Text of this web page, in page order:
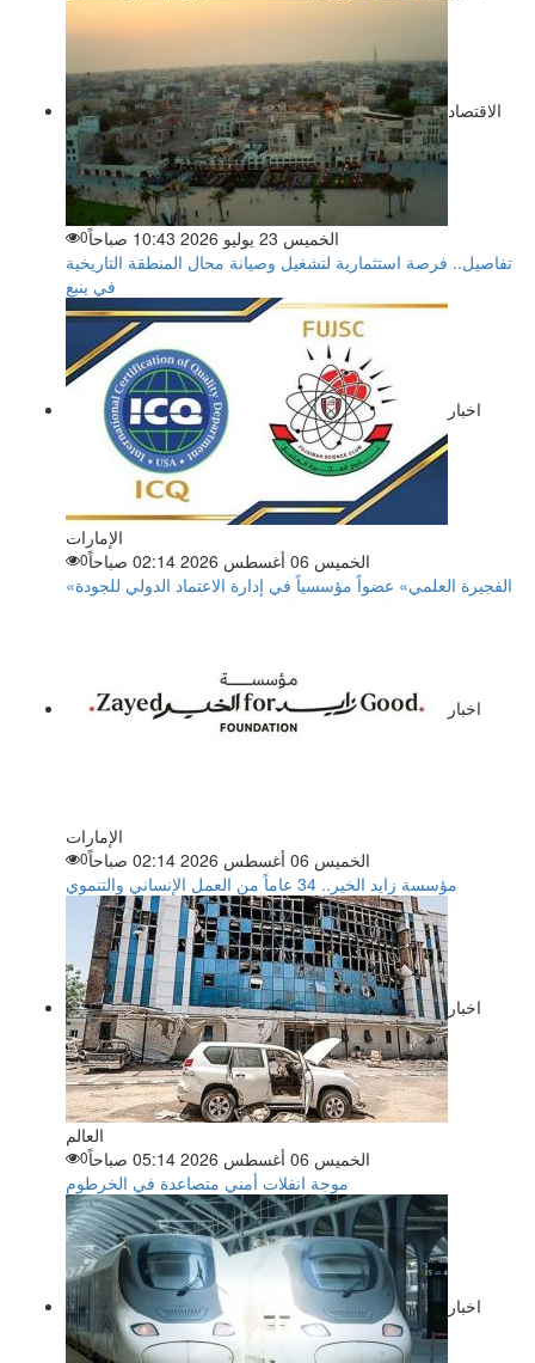
الاقتصاد
الخميس 23 يوليو 2026 10:43 صباحاً 0
تفاصيل.. فرصة استثمارية لتشغيل وصيانة محال المنطقة التاريخية
في ينبع
اخبار
الإمارات
الخميس 06 أغسطس 2026 02:14 صباحاً
0
«الفجيرة العلمي» عضواً مؤسسياً في إدارة الاعتماد الدولي للجودة
اخبار
الإمارات
الخميس 06 أغسطس 2026 02:14 صباحاً
0
مؤسسة زايد الخير.. 34 عاماً من العمل الإنساني والتنموي
اخبار
العالم
الخميس 06 أغسطس 2026 05:14 صباحاً
0
موجة انفلات أمني متصاعدة في الخرطوم
اخبار